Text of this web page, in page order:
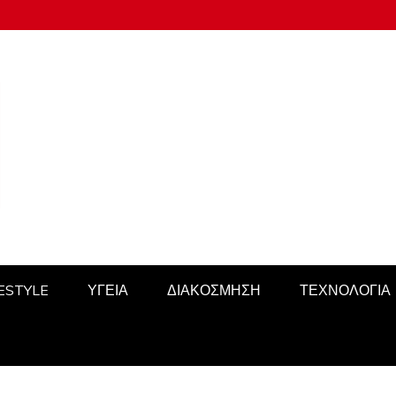
ΥΓΕΙΑ ΔΙΑΚΟΣΜΗΣΗ ΤΕΧΝΟΛΟΓΙΑ